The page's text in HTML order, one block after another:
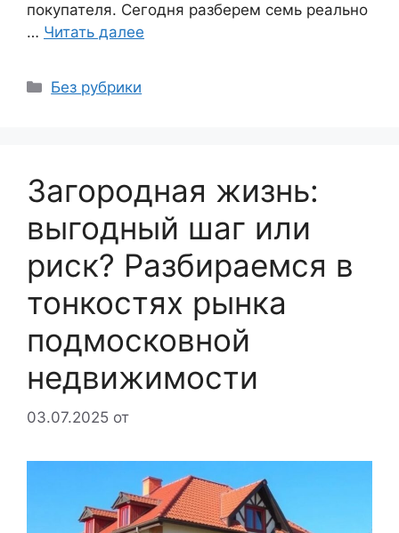
покупателя. Сегодня разберем семь реально
… Читать далее
Рубрики
Без рубрики
Загородная жизнь:
выгодный шаг или
риск? Разбираемся в
тонкостях рынка
подмосковной
недвижимости
03.07.2025 от